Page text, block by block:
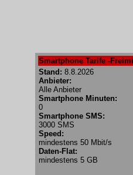
Smartphone Tarife -
Stand: 8.8.2026
Anbieter:
Alle Anbieter
Smartphone Minuten:
0
Smartphone SMS:
3000 SMS
Speed:
mindestens 50 Mbit/s
Daten-Flat:
mindestens 5 GB